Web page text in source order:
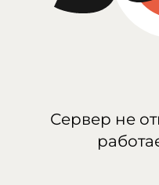
Сервер не